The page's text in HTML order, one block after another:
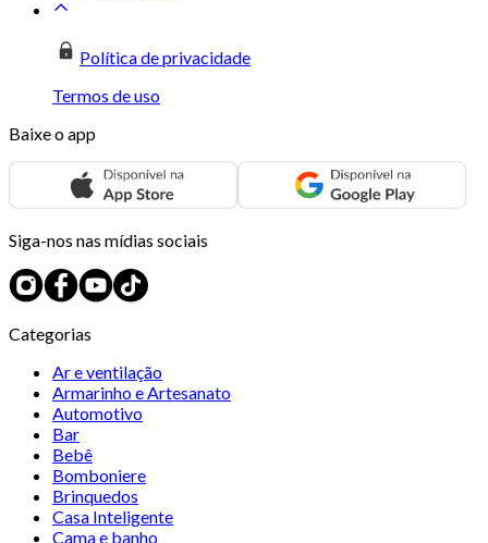
Política de privacidade
Termos de uso
Baixe o app
Siga-nos nas mídias sociais
Categorias
Ar e ventilação
Armarinho e Artesanato
Automotivo
Bar
Bebê
Bomboniere
Brinquedos
Casa Inteligente
Cama e banho